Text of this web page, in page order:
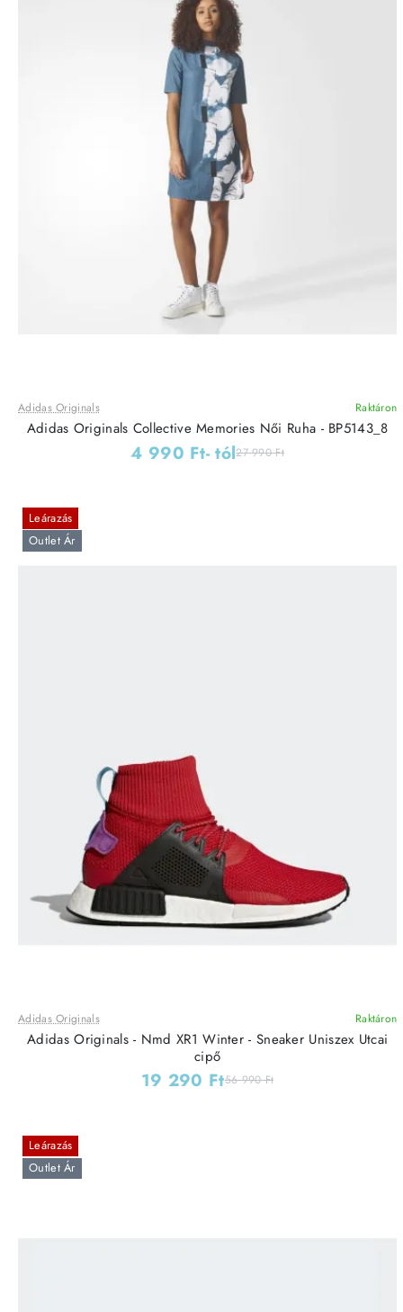
Adidas Originals Raktáron
Adidas Originals Collective Memories Női Ruha - BP5143_8
4 990 Ft- tól27 990 Ft
Leárazás
Outlet Ár
Adidas Originals Raktáron
Adidas Originals - Nmd XR1 Winter - Sneaker Uniszex Utcai
cipő
19 290 Ft56 990 Ft
Leárazás
Outlet Ár